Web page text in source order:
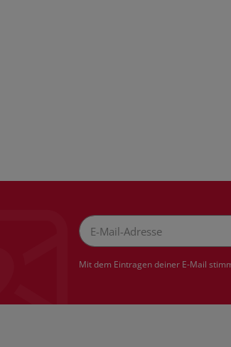
Mit dem Eintragen deiner E-Mail